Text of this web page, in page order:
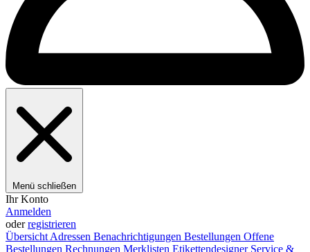
Menü schließen
Ihr Konto
Anmelden
oderregistrieren
Übersicht Adressen Benachrichtigungen Bestellungen Offene
Bestellungen Rechnungen Merklisten Etikettendesigner Service &